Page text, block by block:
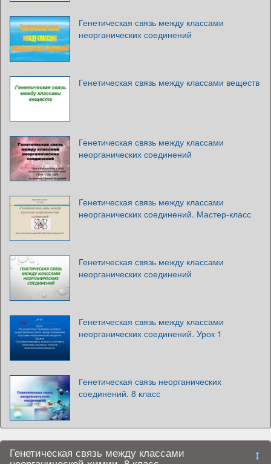
Генетическая связь между классами
неорганических соединений
Генетическая связь между классами веществ
Генетическая связь между классами
неорганических соединений
Генетическая связь между классами
неорганических соединений. Мастер-класс
Генетическая связь между классами
неорганических соединений
Генетическая связь между классами
неорганических соединений. Урок 1
Генетическая связь неорганических
соединений. 8 класс
Генетическая связь между классами